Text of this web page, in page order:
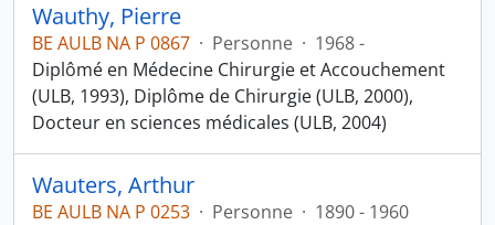
Wauthy, Pierre
BE AULB NA P 0867 · Personne · 1968 -
Diplômé en Médecine Chirurgie et Accouchement
(ULB, 1993), Diplôme de Chirurgie (ULB, 2000),
Docteur en sciences médicales (ULB, 2004)
Wauters, Arthur
BE AULB NA P 0253 · Personne · 1890 - 1960